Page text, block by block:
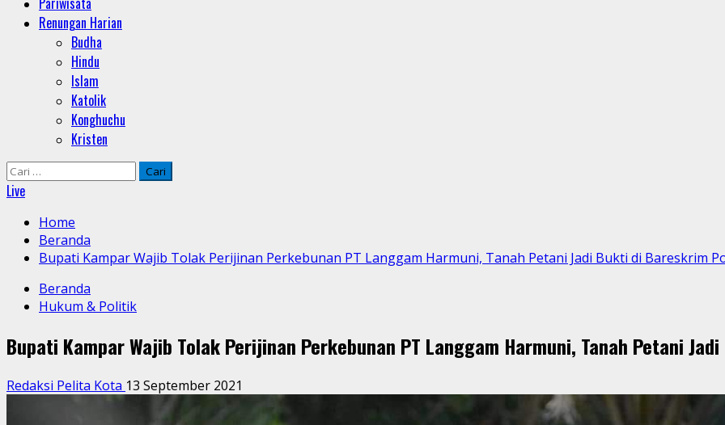
Renungan Harian
Budha
Hindu
Islam
Katolik
Konghuchu
Kristen
Cari
untuk:
Live
Home
Beranda
Bupati Kampar Wajib Tolak Perijinan Perkebunan PT Langgam Harmuni, Tanah Petani Jadi Bukti di Bareskrim
Beranda
Hukum & Politik
Bupati Kampar Wajib Tolak Perijinan Perkebunan PT Langgam Harmuni, Tanah Petani
Redaksi Pelita Kota 13 September 2021